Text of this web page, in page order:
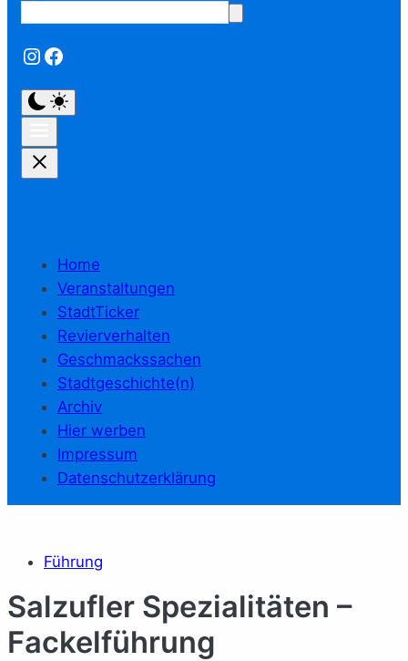
Instagram
Facebook
Home
Veranstaltungen
StadtTicker
Revierverhalten
Geschmackssachen
Stadtgeschichte(n)
Archiv
Hier werben
Impressum
Datenschutzerklärung
Führung
Salzufler Spezialitäten –
Fackelführung